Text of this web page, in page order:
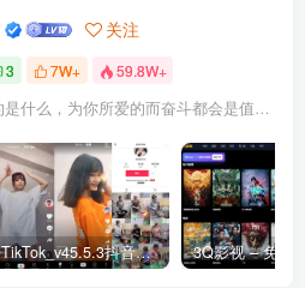
关注
3 7W+ 59.8W+
不管你面对的是什么，为你所爱的而奋斗都会是值得的
TikTok_v45.5.3抖音国际版_免拔卡解锁全球版